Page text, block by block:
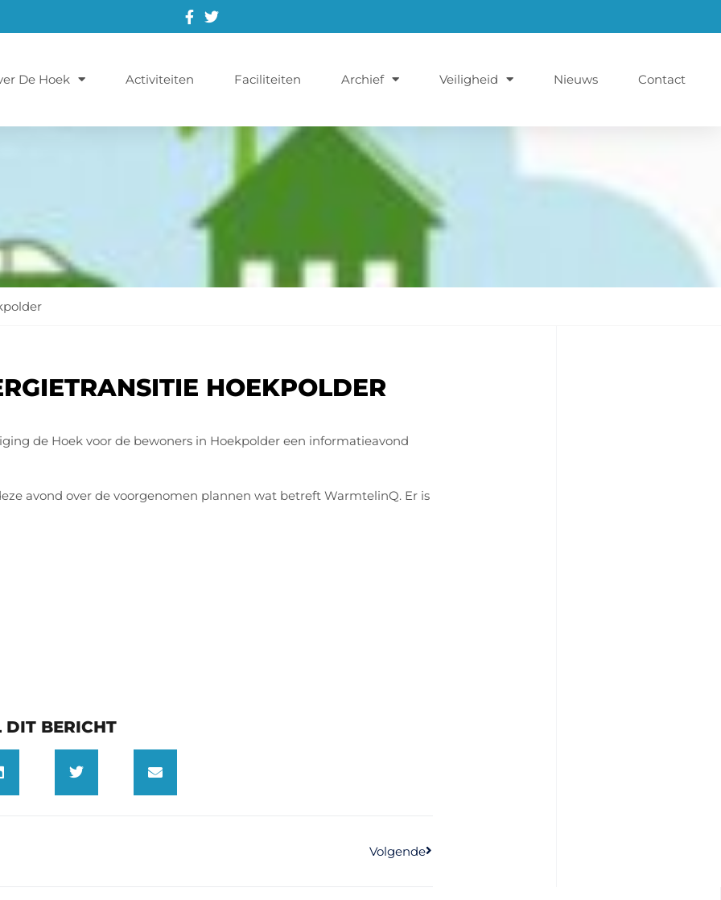
De Hoek Activiteiten Faciliteiten Archief Veiligheid Nieuws Contact
HOEKPOLDER
de Hoek voor de bewoners in Hoekpolder een informatieavond
avond over de voorgenomen plannen wat betreft WarmtelinQ. Er is
DIT BERICHT
Volgende